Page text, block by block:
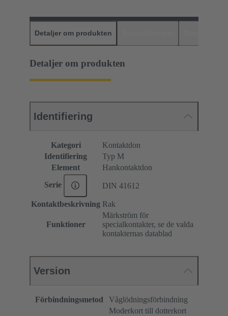
Detaljer om produkten
Detaljer om produkten
Identifiering
Kategori
Kontaktdon
Identifiering
Typ M
Element
Hankontaktdon
Serie DIN 41612
Kontaktbeskrivning Rak
Funktioner
Märkström för
specialkontakter, se de valda
kontakternas datablad
Version
Förbindningsmetod Våglödningsförbindning
Moderkort till dotterkort